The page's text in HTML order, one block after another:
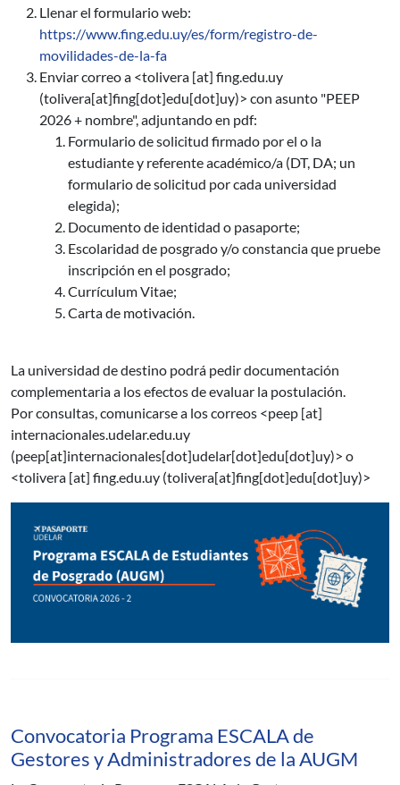
Llenar el formulario web:
https://www.fing.edu.uy/es/form/registro-de-
movilidades-de-la-fa
Enviar correo a <tolivera [at] fing.edu.uy
(tolivera[at]fing[dot]edu[dot]uy)> con asunto "PEEP
2026 + nombre", adjuntando en pdf:
Formulario de solicitud firmado por el o la
estudiante y referente académico/a (DT, DA; un
formulario de solicitud por cada universidad
elegida);
Documento de identidad o pasaporte;
Escolaridad de posgrado y/o constancia que pruebe
inscripción en el posgrado;
Currículum Vitae;
Carta de motivación.
La universidad de destino podrá pedir documentación
complementaria a los efectos de evaluar la postulación.
Por consultas, comunicarse a los correos <peep [at]
internacionales.udelar.edu.uy
(peep[at]internacionales[dot]udelar[dot]edu[dot]uy)> o
<tolivera [at] fing.edu.uy (tolivera[at]fing[dot]edu[dot]uy)>
Convocatoria Programa ESCALA de
Gestores y Administradores de la AUGM